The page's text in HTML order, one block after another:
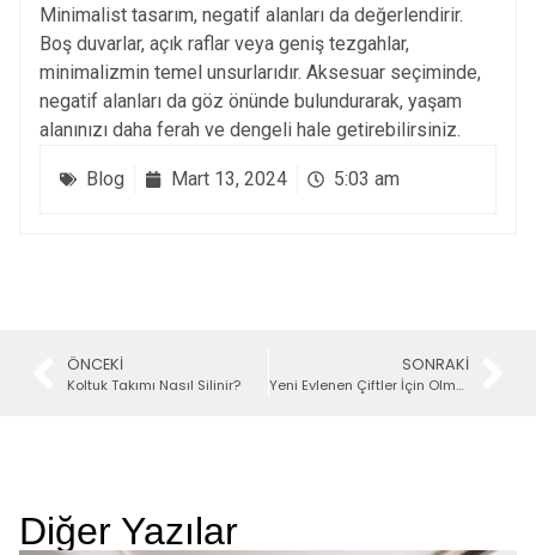
Minimalist tasarım, negatif alanları da değerlendirir.
Boş duvarlar, açık raflar veya geniş tezgahlar,
minimalizmin temel unsurlarıdır. Aksesuar seçiminde,
negatif alanları da göz önünde bulundurarak, yaşam
alanınızı daha ferah ve dengeli hale getirebilirsiniz.
Blog Mart 13, 2024 5:03 am
ÖNCEKI
Koltuk Takımı Nasıl Silinir?
SONRAKI
Yeni Evlenen Çiftler İçin Olmazsa Olmaz Mobilyalar
Diğer Yazılar